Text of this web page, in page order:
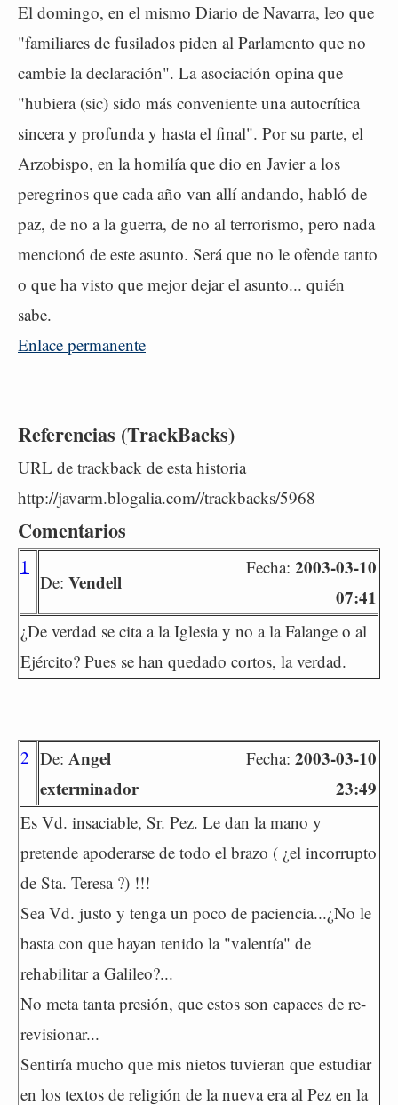
El domingo, en el mismo Diario de Navarra, leo que
"familiares de fusilados piden al Parlamento que no
cambie la declaración". La asociación opina que
"hubiera (sic) sido más conveniente una autocrítica
sincera y profunda y hasta el final". Por su parte, el
Arzobispo, en la homilía que dio en Javier a los
peregrinos que cada año van allí andando, habló de
paz, de no a la guerra, de no al terrorismo, pero nada
mencionó de este asunto. Será que no le ofende tanto
o que ha visto que mejor dejar el asunto... quién
sabe.
Enlace permanente
Referencias (TrackBacks)
URL de trackback de esta historia
http://javarm.blogalia.com//trackbacks/5968
Comentarios
1
De: Vendell
Fecha: 2003-03-10
07:41
¿De verdad se cita a la Iglesia y no a la Falange o al
Ejército? Pues se han quedado cortos, la verdad.
2 De: Angel
exterminador
Fecha: 2003-03-10
23:49
Es Vd. insaciable, Sr. Pez. Le dan la mano y
pretende apoderarse de todo el brazo ( ¿el incorrupto
de Sta. Teresa ?) !!!
Sea Vd. justo y tenga un poco de paciencia...¿No le
basta con que hayan tenido la "valentía" de
rehabilitar a Galileo?...
No meta tanta presión, que estos son capaces de re-
revisionar...
Sentiría mucho que mis nietos tuvieran que estudiar
en los textos de religión de la nueva era al Pez en la